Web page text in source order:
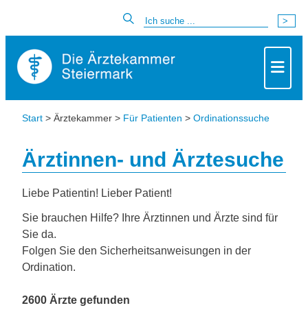
Start > Ärztekammer > Für Patienten > Ordinationssuche
Ärztinnen- und Ärztesuche
Liebe Patientin! Lieber Patient!
Sie brauchen Hilfe? Ihre Ärztinnen und Ärzte sind für
Sie da.
Folgen Sie den Sicherheitsanweisungen in der
Ordination.
2600 Ärzte gefunden